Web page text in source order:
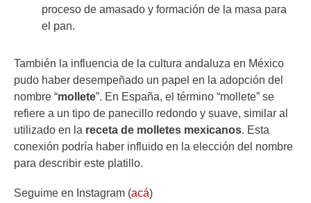
proceso de amasado y formación de la masa para
el pan.
También la influencia de la cultura andaluza en México
pudo haber desempeñado un papel en la adopción del
nombre “mollete”. En España, el término “mollete” se
refiere a un tipo de panecillo redondo y suave, similar al
utilizado en la receta de molletes mexicanos. Esta
conexión podría haber influido en la elección del nombre
para describir este platillo.
Seguime en Instagram (acá)